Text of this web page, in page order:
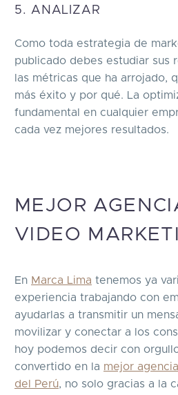
5. ANALIZAR
Como toda estrategia de
publicado debes estudiar sus
las métricas que ha arrojado,
más éxito y por qué. La
fundamental en cualquier
cada vez mejores resultados.
MEJOR
VIDEO
En Marca Lima tenemos ya
experiencia trabajando con
ayudarlas a transmitir un
movilizar y conectar a los
hoy podemos decir con
convertido en la mejor
del Perú, no solo gracias a la